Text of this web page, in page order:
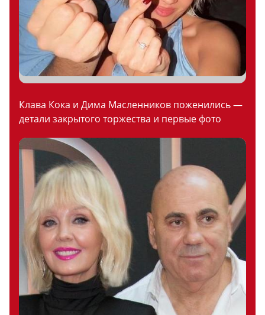
Клава Кока и Дима Масленников поженились —
детали закрытого торжества и первые фото